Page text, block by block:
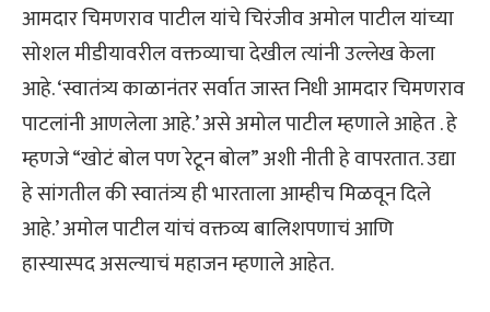
आमदार चिमणराव पाटील यांचे चिरंजीव अमोल पाटील यांच्या
सोशल मीडीयावरील वक्तव्याचा देखील त्यांनी उल्लेख केला
आहे. ‘स्वातंत्र्य काळानंतर सर्वात जास्त निधी आमदार चिमणराव
पाटलांनी आणलेला आहे.’ असे अमोल पाटील म्हणाले आहेत . हे
म्हणजे “खोटं बोल पण रेटून बोल” अशी नीती हे वापरतात. उद्या
हे सांगतील की स्वातंत्र्य ही भारताला आम्हीच मिळवून दिले
आहे.’ अमोल पाटील यांचं वक्तव्य बालिशपणाचं आणि
हास्यास्पद असल्याचं महाजन म्हणाले आहेत.